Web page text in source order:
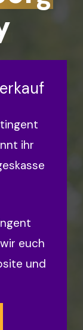
ihr
euch
und